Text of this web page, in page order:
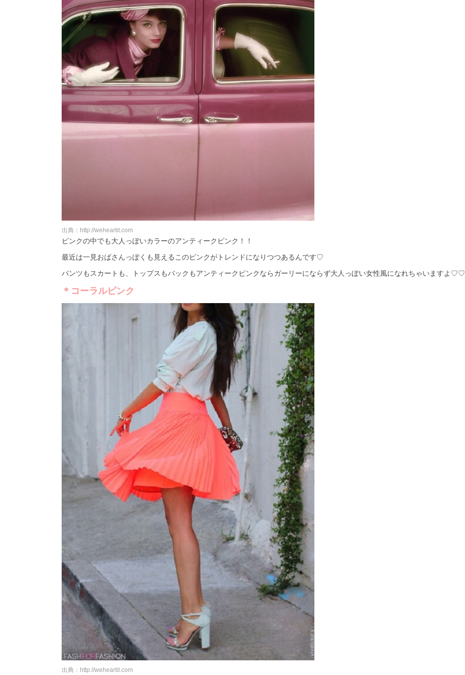
出典：http://weheartit.com
ピンクの中でも大人っぽいカラーのアンティークピンク！！
最近は一見おばさんっぽくも見えるこのピンクがトレンドになりつつあるんです♡
パンツもスカートも、トップスもバックもアンティークピンクならガーリーにならず大人っぽい女性風になれちゃいますよ♡♡
＊コーラルピンク
出典：http://weheartit.com